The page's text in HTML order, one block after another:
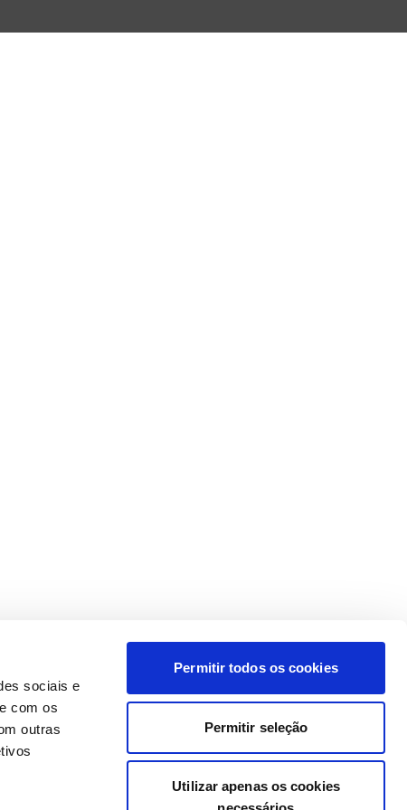
sociais e
com os
outras
Permitir todos os cookies
Permitir seleção
Utilizar apenas os cookies